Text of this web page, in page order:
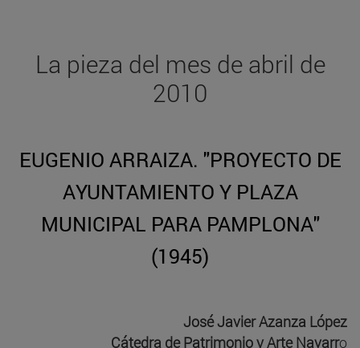
La pieza del mes de abril de
2010
EUGENIO ARRAIZA. "PROYECTO DE
AYUNTAMIENTO Y PLAZA
MUNICIPAL PARA PAMPLONA"
(1945)
José Javier Azanza López
Cátedra de Patrimonio y Arte Navarro